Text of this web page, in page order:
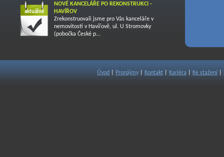
aktuálně
NOVÉ KANCELÁŘE PO REKONSTRUKCI -
HAVÍŘOV
Zrekonstruovali jsme pro Vás kanceláře v
nemovitosti v Havířově, ul. U Stromovky
(pobočka České p...
Úvod Pronájmy| Kontakt Kariéra Ke stažení